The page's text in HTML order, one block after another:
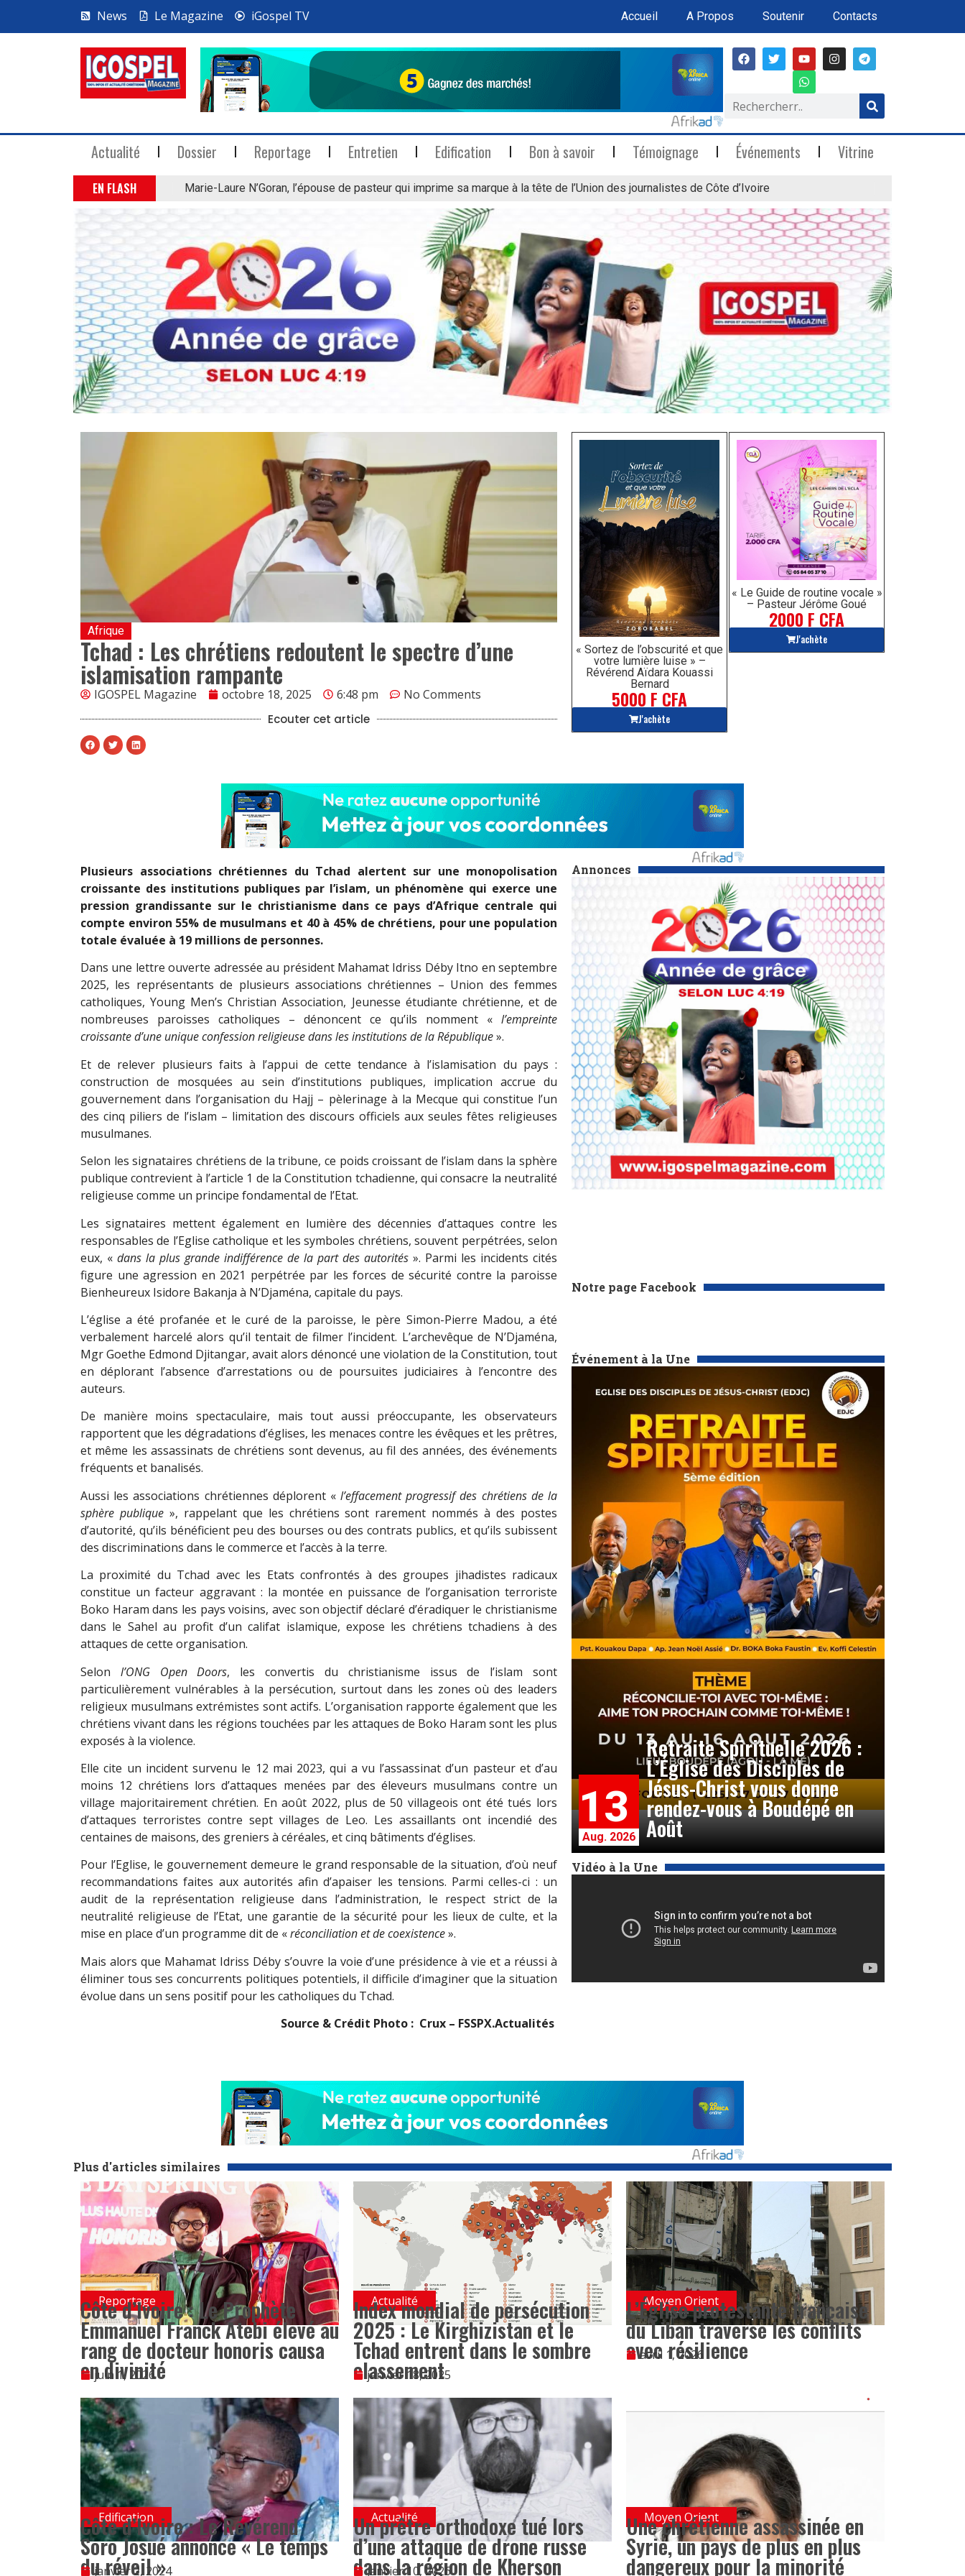
News Le Magazine iGospel TV Accueil A Propos Soutenir Contacts
Actualité Dossier Reportage Entretien Edification Bon à savoir Témoignage Événements Vitrine
EN FLASH Marie-Laure N’Goran, l’épouse de pasteur qui imprime sa marque à la tête de l’Union des journalistes de Côte d’Ivoire
« Sortez de l’obscurité et que
votre lumière luise » –
Révérend Aïdara Kouassi
Bernard
5000 F CFA
J'achète
« Le Guide de routine vocale »
– Pasteur Jérôme Goué
2000 F CFA
J'achète
Afrique
Tchad : Les chrétiens redoutent le spectre d’une
islamisation rampante
IGOSPEL Magazine octobre 18, 2025 6:48 pm No Comments
Ecouter cet article
Annonces
Notre page Facebook
Événement à la Une
13
Aug. 2026
Retraite Spirituelle 2026 :
L’Église des Disciples de
Jésus-Christ vous donne
rendez-vous à Boudépé en
Août
Vidéo à la Une
Plusieurs associations chrétiennes du Tchad alertent sur une monopolisation
croissante des institutions publiques par l’islam, un phénomène qui exerce une
pression grandissante sur le christianisme dans ce pays d’Afrique centrale qui
compte environ 55% de musulmans et 40 à 45% de chrétiens, pour une population
totale évaluée à 19 millions de personnes.
Dans une lettre ouverte adressée au président Mahamat Idriss Déby Itno en septembre
2025, les représentants de plusieurs associations chrétiennes – Union des femmes
catholiques, Young Men’s Christian Association, Jeunesse étudiante chrétienne, et de
nombreuses paroisses catholiques – dénoncent ce qu’ils nomment « l’empreinte
croissante d’une unique confession religieuse dans les institutions de la République».
Et de relever plusieurs faits à l’appui de cette tendance à l’islamisation du pays :
construction de mosquées au sein d’institutions publiques, implication accrue du
gouvernement dans l’organisation du Hajj – pèlerinage à la Mecque qui constitue l’un
des cinq piliers de l’islam – limitation des discours officiels aux seules fêtes religieuses
musulmanes.
Selon les signataires chrétiens de la tribune, ce poids croissant de l’islam dans la sphère
publique contrevient à l’article 1 de la Constitution tchadienne, qui consacre la neutralité
religieuse comme un principe fondamental de l’Etat.
Les signataires mettent également en lumière des décennies d’attaques contre les
responsables de l’Eglise catholique et les symboles chrétiens, souvent perpétrées, selon
eux, « dans la plus grande indifférence de la part des autorités ». Parmi les incidents cités
figure une agression en 2021 perpétrée par les forces de sécurité contre la paroisse
Bienheureux Isidore Bakanja à N’Djaména, capitale du pays.
L’église a été profanée et le curé de la paroisse, le père Simon-Pierre Madou, a été
verbalement harcelé alors qu’il tentait de filmer l’incident. L’archevêque de N’Djaména,
Mgr Goethe Edmond Djitangar, avait alors dénoncé une violation de la Constitution, tout
en déplorant l’absence d’arrestations ou de poursuites judiciaires à l’encontre des
auteurs.
De manière moins spectaculaire, mais tout aussi préoccupante, les observateurs
rapportent que les dégradations d’églises, les menaces contre les évêques et les prêtres,
et même les assassinats de chrétiens sont devenus, au fil des années, des événements
fréquents et banalisés.
Aussi les associations chrétiennes déplorent «l’effacement progressif des chrétiens de la
sphère publique», rappelant que les chrétiens sont rarement nommés à des postes
d’autorité, qu’ils bénéficient peu des bourses ou des contrats publics, et qu’ils subissent
des discriminations dans le commerce et l’accès à la terre.
La proximité du Tchad avec les Etats confrontés à des groupes jihadistes radicaux
constitue un facteur aggravant : la montée en puissance de l’organisation terroriste
Boko Haram dans les pays voisins, avec son objectif déclaré d’éradiquer le christianisme
dans le Sahel au profit d’un califat islamique, expose les chrétiens tchadiens à des
attaques de cette organisation.
Selon l’ONG Open Doors, les convertis du christianisme issus de l’islam sont
particulièrement vulnérables à la persécution, surtout dans les zones où des leaders
religieux musulmans extrémistes sont actifs. L’organisation rapporte également que les
chrétiens vivant dans les régions touchées par les attaques de Boko Haram sont les plus
exposés à la violence.
Elle cite un incident survenu le 12 mai 2023, qui a vu l’assassinat d’un pasteur et d’au
moins 12 chrétiens lors d’attaques menées par des éleveurs musulmans contre un
village majoritairement chrétien. En août 2022, plus de 50 villageois ont été tués lors
d’attaques terroristes contre sept villages de Leo. Les assaillants ont incendié des
centaines de maisons, des greniers à céréales, et cinq bâtiments d’églises.
Pour l’Eglise, le gouvernement demeure le grand responsable de la situation, d’où neuf
recommandations faites aux autorités afin d’apaiser les tensions. Parmi celles-ci : un
audit de la représentation religieuse dans l’administration, le respect strict de la
neutralité religieuse de l’Etat, une garantie de la sécurité pour les lieux de culte, et la
mise en place d’un programme dit de «réconciliation et de coexistence».
Mais alors que Mahamat Idriss Déby s’ouvre la voie d’une présidence à vie et a réussi à
éliminer tous ses concurrents politiques potentiels, il difficile d’imaginer que la situation
évolue dans un sens positif pour les catholiques du Tchad.
Source & Crédit Photo : Crux – FSSPX.Actualités
Plus d'articles similaires
Reportage
Côte d’Ivoire : Le Prophète
Emmanuel Franck Atebi élevé au
rang de docteur honoris causa
en divinité
juin 1, 2026
Actualité
Index mondial de persécution
2025 : Le Kirghizistan et le
Tchad entrent dans le sombre
classement
janvier 18, 2025
Moyen Orient
L’Église protestante française
du Liban traverse les conflits
avec résilience
avril 1, 2026
Edification
Côte d’Ivoire : Le Révérend
Soro Josué annonce « Le temps
du réveil »
janvier 2, 2024
Actualité
Un prêtre orthodoxe tué lors
d’une attaque de drone russe
dans la région de Kherson
janvier 10, 2026
Moyen Orient
Une chrétienne assassinée en
Syrie, un pays de plus en plus
dangereux pour la minorité